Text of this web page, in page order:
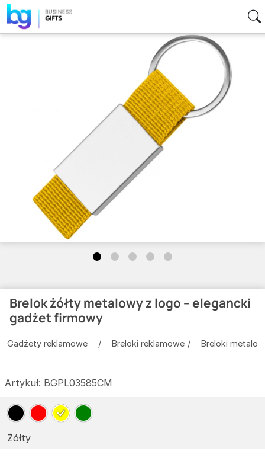
Brelok żółty metalowy z logo – elegancki
gadżet firmowy
Gadżety reklamowe Breloki reklamowe Breloki
Artykuł: BGPL03585CM
Żółty